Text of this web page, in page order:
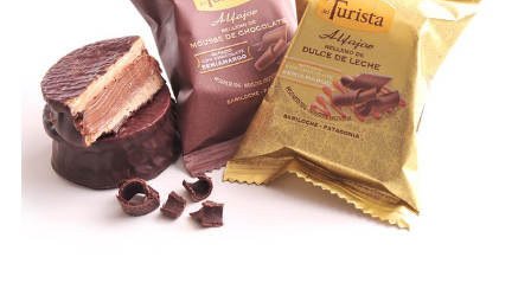
CORDOBA
CORRIENTES
COSTA ATLANTICA
ENTRE RÍOS